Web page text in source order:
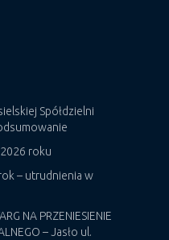
Spółdzielni
roku
– utrudnienia w
NA PRZENIESIENIE
– Jasło ul.